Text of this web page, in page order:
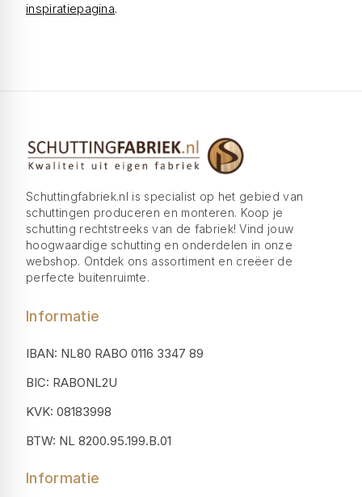
inspiratiepagina.
Schuttingfabriek.nl is specialist op het gebied van
schuttingen produceren en monteren. Koop je
schutting rechtstreeks van de fabriek! Vind jouw
hoogwaardige schutting en onderdelen in onze
webshop. Ontdek ons assortiment en creëer de
perfecte buitenruimte.
Informatie
IBAN: NL80 RABO 0116 3347 89
BIC: RABONL2U
KVK: 08183998
BTW: NL 8200.95.199.B.01
Informatie